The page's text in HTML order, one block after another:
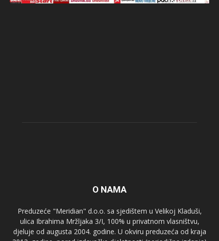
O NAMA
Preduzeće "Meridian" d.o.o. sa sjedištem u Velikoj Kladuši,
ulica Ibrahima Mržljaka 3/I, 100% u privatnom vlasništvu,
djeluje od augusta 2004. godine. U okviru preduzeća od kraja